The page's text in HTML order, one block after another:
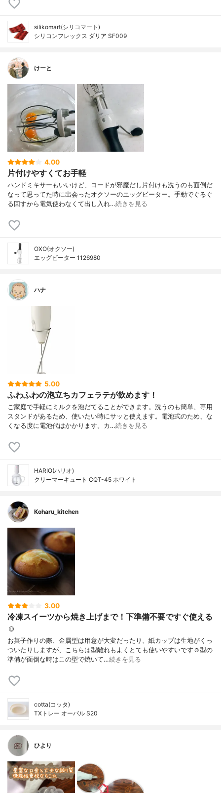
silikomart(シリコマート)
シリコンフレックス ダリア SF009
けーと
4.00
片付けやすくてお手軽
ハンドミキサーもいいけど、コードが邪魔だし片付けも洗うのも面倒だ
なって思ってた時に出会ったオクソーのエッグビーター。手動でぐるぐ
る回すから電気使わなくて出し入れ…続きを見る
OXO(オクソー)
エッグビーター 1126980
ハナ
5.00
ふわふわの泡立ちカフェラテが飲めます！
ご家庭で手軽にミルクを泡だてることができます。洗うのも簡単、専用
スタンドがあるため、使いたい時にサッと使えます。電池式のため、な
くなる度に電池代はかかります。カ…続きを見る
HARIO(ハリオ)
クリーマーキュート CQT-45 ホワイト
Koharu_kitchen
3.00
冷凍スイーツから焼き上げまで！下準備不要ですぐ使える
☺︎
お菓子作りの際、金属型は用意が大変だったり、紙カップは生地がくっ
ついたりしますが、こちらは型離れもよくとても使いやすいです☺️型の
準備が面倒な時はこの型で焼いて…続きを見る
cotta(コッタ)
TXトレー オーバル S20
ひより